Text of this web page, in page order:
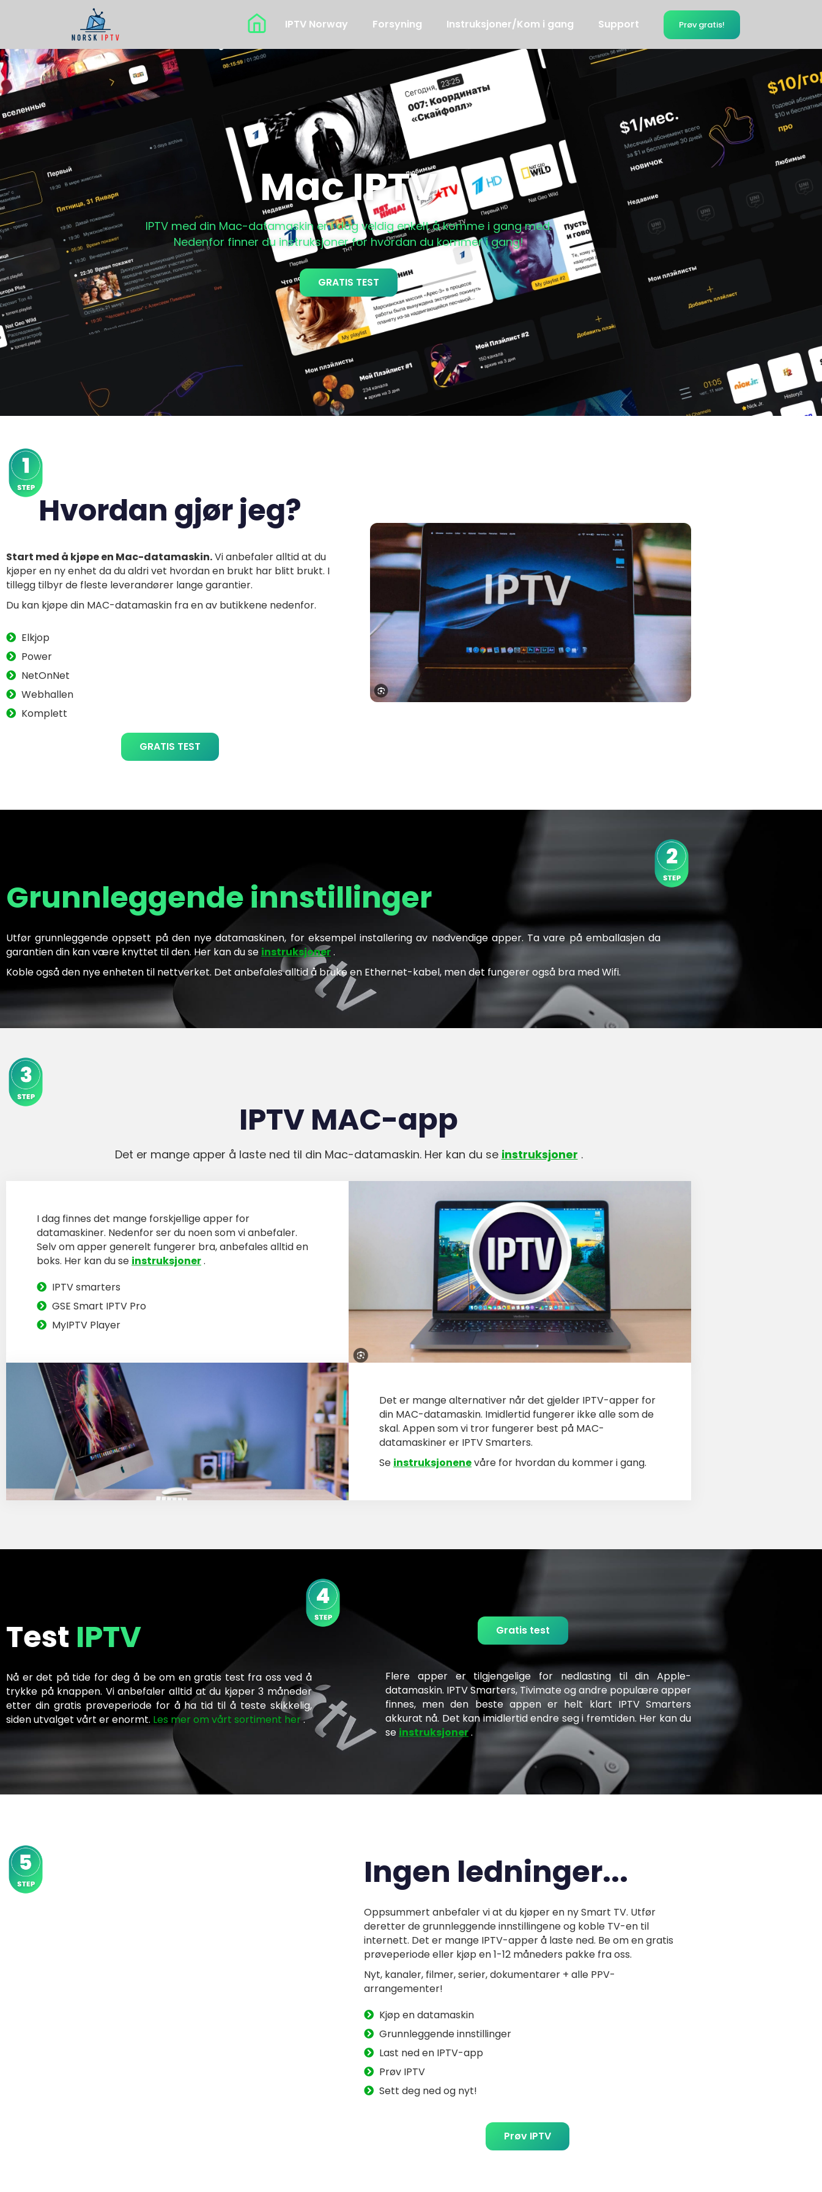
IPTV Norway Forsyning Instruksjoner/Kom i gang Support Prøv gratis!
Mac IPTV
IPTV med din Mac-datamaskin er i dag veldig enkelt å komme i gang med.
Nedenfor finner du instruksjoner for hvordan du kommer i gang!
GRATIS TEST
Hvordan gjør jeg?
Start med å kjøpe en Mac-datamaskin.Vi anbefaler alltid at du
kjøper en ny enhet da du aldri vet hvordan en brukt har blitt brukt. I
tillegg tilbyr de fleste leverandører lange garantier.
Du kan kjøpe din MAC-datamaskin fra en av butikkene nedenfor.
Elkjop
Power
NetOnNet
Webhallen
Komplett
GRATIS TEST
Grunnleggende innstillinger
Utfør grunnleggende oppsett på den nye datamaskinen, for eksempel installering av nødvendige apper. Ta vare på emballasjen da
garantien din kan være knyttet til den. Her kan du se instruksjoner.
Koble også den nye enheten til nettverket. Det anbefales alltid å bruke en Ethernet-kabel, men det fungerer også bra med Wifi.
IPTV MAC-app
Det er mange apper å laste ned til din Mac-datamaskin. Her kan du se instruksjoner .
I dag finnes det mange forskjellige apper for
datamaskiner. Nedenfor ser du noen som vi anbefaler.
Selv om apper generelt fungerer bra, anbefales alltid en
boks. Her kan du se instruksjoner.
IPTV smarters
GSE Smart IPTV Pro
MyIPTV Player
Det er mange alternativer når det gjelder IPTV-apper for
din MAC-datamaskin. Imidlertid fungerer ikke alle som de
skal. Appen som vi tror fungerer best på MAC-
datamaskiner er IPTV Smarters.
Se instruksjonenevåre for hvordan du kommer i gang.
Test IPTV
Nå er det på tide for deg å be om en gratis test fra oss ved å
trykke på knappen. Vi anbefaler alltid at du kjøper 3 måneder
etter din gratis prøveperiode for å ha tid til å teste skikkelig,
siden utvalget vårt er enormt. Les mer om vårt sortiment her.
Gratis test
Flere apper er tilgjengelige for nedlasting til din Apple-
datamaskin. IPTV Smarters, Tivimate og andre populære apper
finnes, men den beste appen er helt klart IPTV Smarters
akkurat nå. Det kan imidlertid endre seg i fremtiden. Her kan du
se instruksjoner.
Ingen ledninger...
Oppsummert anbefaler vi at du kjøper en ny Smart TV. Utfør
deretter de grunnleggende innstillingene og koble TV-en til
internett. Det er mange IPTV-apper å laste ned. Be om en gratis
prøveperiode eller kjøp en 1-12 måneders pakke fra oss.
Nyt, kanaler, filmer, serier, dokumentarer + alle PPV-
arrangementer!
Kjøp en datamaskin
Grunnleggende innstillinger
Last ned en IPTV-app
Prøv IPTV
Sett deg ned og nyt!
Prøv IPTV